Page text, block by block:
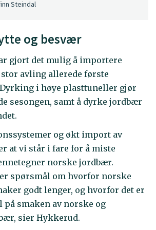
Steindal
og besvær
gjort det mulig å importere
avling allerede første
i høye plasttuneller gjør
sesongen, samt å dyrke jordbær
og økt import av
at vi står i fare for å miste
norske jordbær.
spørsmål om hvorfor norske
godt lenger, og hvorfor det er
smaken av norske og
sier Hykkerud.